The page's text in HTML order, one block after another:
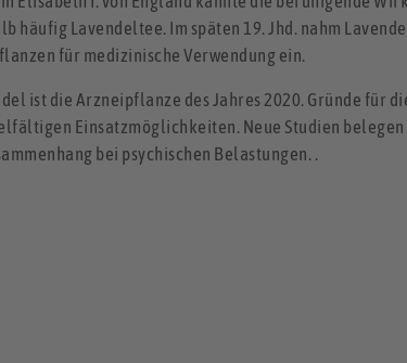
häufig Lavendeltee. Im späten 19. Jhd. nahm
für medizinische Verwendung ein.
ist die Arzneipflanze des Jahres 2020. Gründe für
Einsatzmöglichkeiten. Neue Studien
bei psychischen Belastungen. .